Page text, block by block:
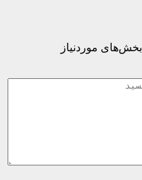
بخش‌های موردنیاز